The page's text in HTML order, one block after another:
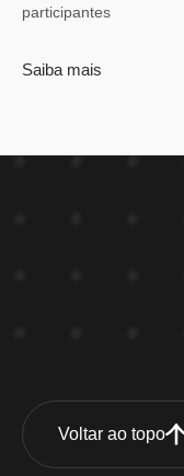
participantes
Saiba mais
Voltar ao topo